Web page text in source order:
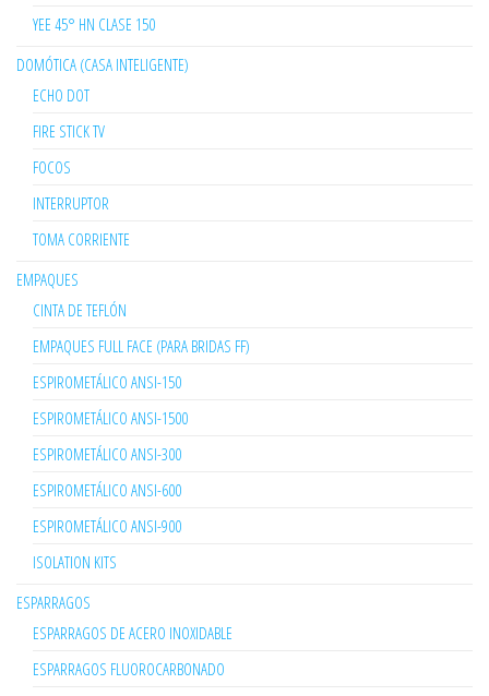
YEE 45° HN CLASE 150
DOMÓTICA (CASA INTELIGENTE)
ECHO DOT
FIRE STICK TV
FOCOS
INTERRUPTOR
TOMA CORRIENTE
EMPAQUES
CINTA DE TEFLÓN
EMPAQUES FULL FACE (PARA BRIDAS FF)
ESPIROMETÁLICO ANSI-150
ESPIROMETÁLICO ANSI-1500
ESPIROMETÁLICO ANSI-300
ESPIROMETÁLICO ANSI-600
ESPIROMETÁLICO ANSI-900
ISOLATION KITS
ESPARRAGOS
ESPARRAGOS DE ACERO INOXIDABLE
ESPARRAGOS FLUOROCARBONADO